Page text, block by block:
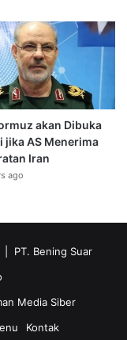
akan Dibuka
jika AS Menerima
Iran
ago
PT. Bening Suar
Media Siber
Kontak